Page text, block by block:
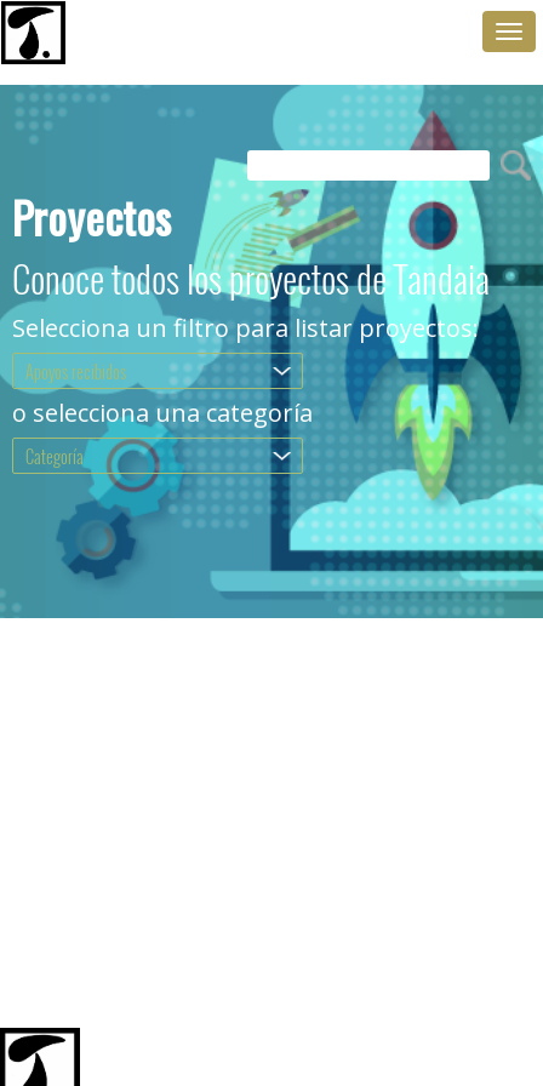
Proyectos
Conoce todos los proyectos de Tandaia
Selecciona un filtro para listar proyectos:
Apoyos recibidos .
o selecciona una categoría
Categoría .